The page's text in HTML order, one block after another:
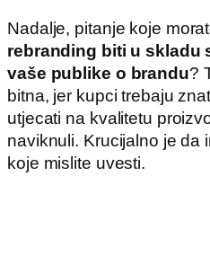
Nadalje, pitanje koje
rebranding biti u skladu
vaše publike o brandu?
bitna, jer kupci trebaju
utjecati na kvalitetu
naviknuli. Krucijalno je da
koje mislite uvesti.